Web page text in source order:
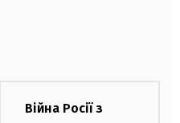
Війна Росії з